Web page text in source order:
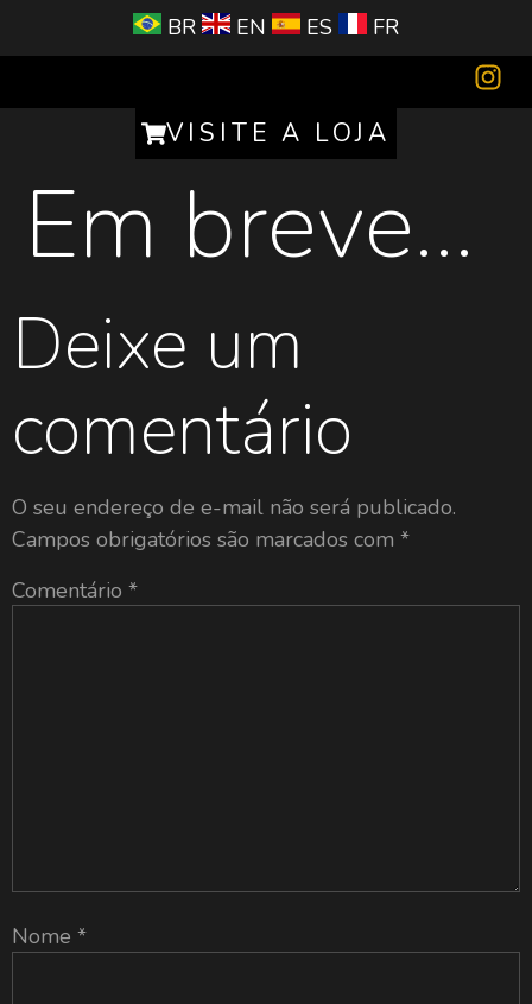
BR EN ES FR
VISITE A LOJA
Em breve…
Deixe um
comentário
O seu endereço de e-mail não será publicado.
Campos obrigatórios são marcados com *
Comentário *
Nome *